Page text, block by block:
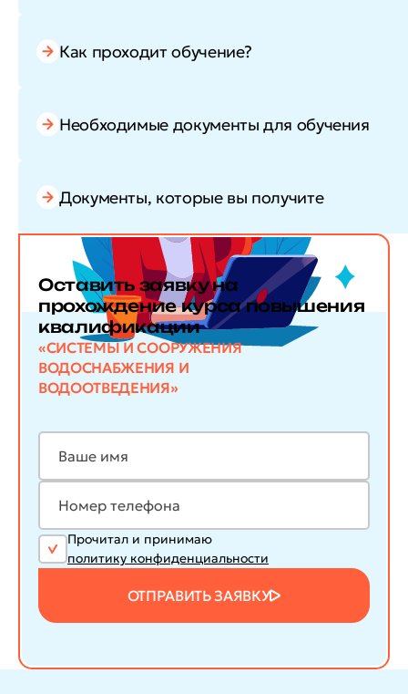
Как проходит обучение?
Необходимые документы для обучения
Документы, которые вы получите
Оставить заявкуна
прохождение курса повышения
квалификации
«СИСТЕМЫ И СООРУЖЕНИЯ
ВОДОСНАБЖЕНИЯ И
ВОДООТВЕДЕНИЯ»
Прочитал и принимаю
политику конфиденциальности
ОТПРАВИТЬ ЗАЯВКУ